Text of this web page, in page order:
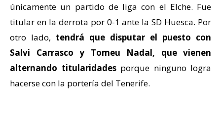
únicamente un partido de liga con el Elche. Fue
titular en la derrota por 0-1 ante la SD Huesca. Por
otro lado, tendrá que disputar el puesto con
Salvi Carrasco y Tomeu Nadal, que vienen
alternando titularidadesporque ninguno logra
hacerse con la portería del Tenerife.